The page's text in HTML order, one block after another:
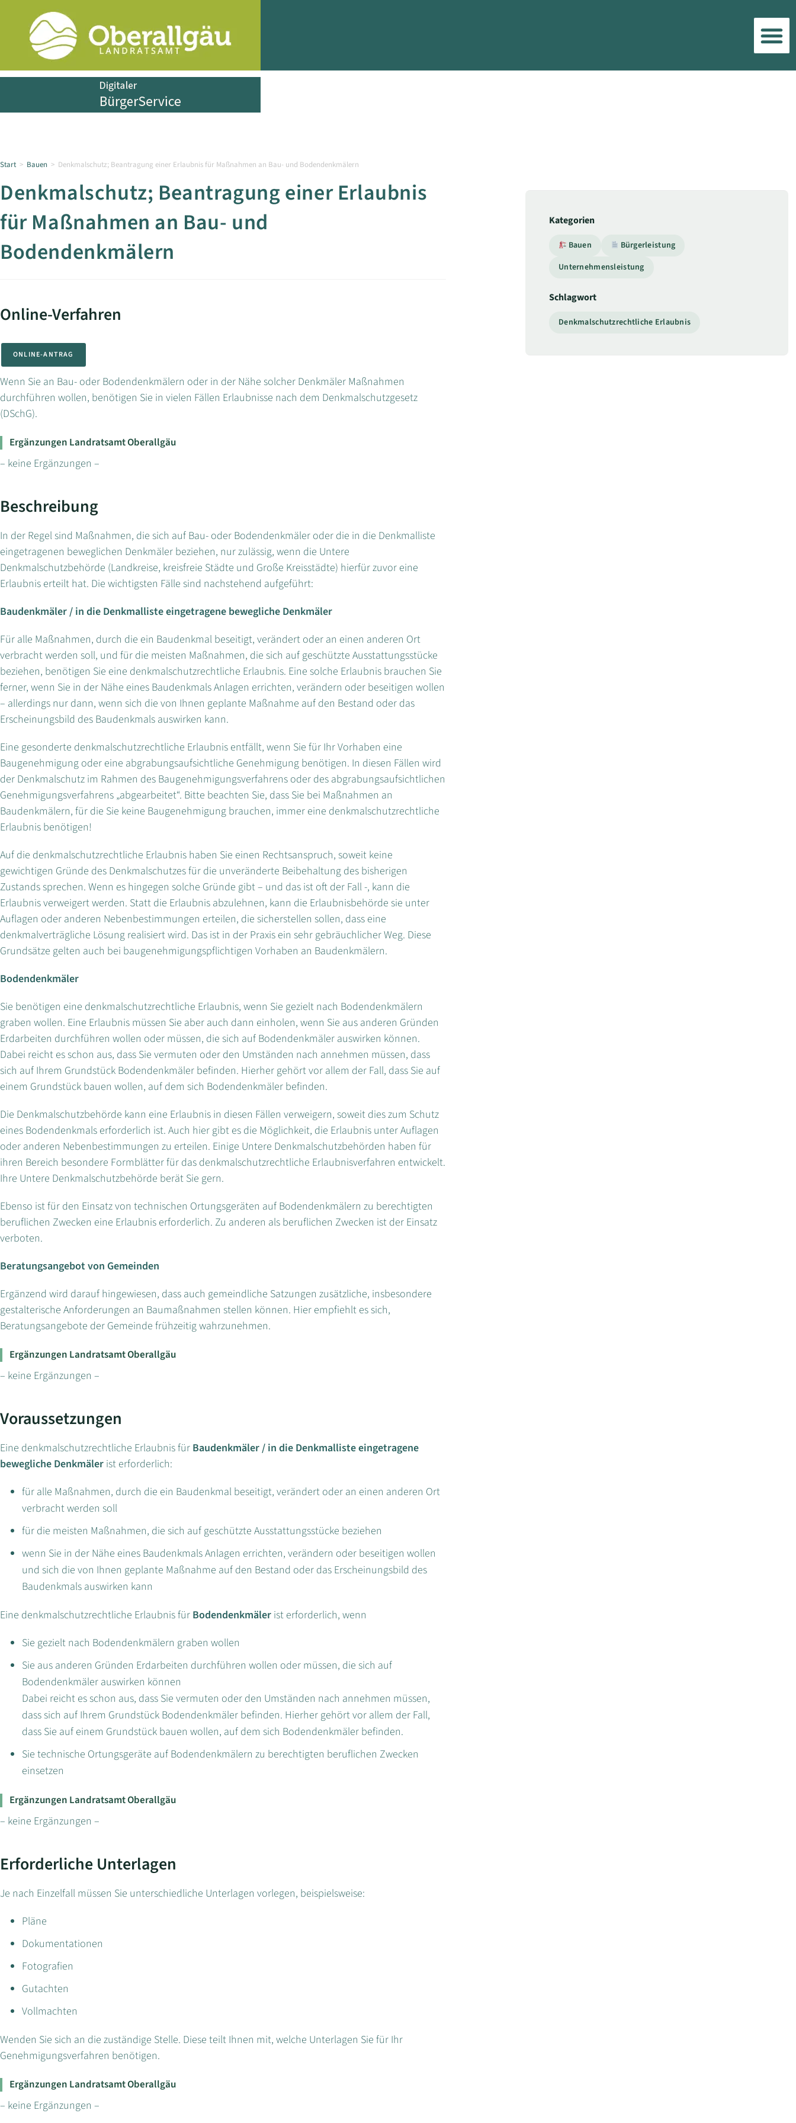
Start > Bauen > Denkmalschutz; Beantragung einer Erlaubnis für Maßnahmen an Bau- und Bodendenkmälern
Denkmalschutz; Beantragung einer Erlaubnis
für Maßnahmen an Bau- und
Bodendenkmälern
Online-Verfahren
ONLINE-ANTRAG
Wenn Sie an Bau- oder Bodendenkmälern oder in der Nähe solcher Denkmäler Maßnahmen
durchführen wollen, benötigen Sie in vielen Fällen Erlaubnisse nach dem Denkmalschutzgesetz
(DSchG).
Ergänzungen Landratsamt Oberallgäu
– keine Ergänzungen –
Beschreibung
In der Regel sind Maßnahmen, die sich auf Bau- oder Bodendenkmäler oder die in die Denkmalliste
eingetragenen beweglichen Denkmäler beziehen, nur zulässig, wenn die Untere
Denkmalschutzbehörde (Landkreise, kreisfreie Städte und Große Kreisstädte) hierfür zuvor eine
Erlaubnis erteilt hat. Die wichtigsten Fälle sind nachstehend aufgeführt:
Baudenkmäler / in die Denkmalliste eingetragene bewegliche Denkmäler
Für alle Maßnahmen, durch die ein Baudenkmal beseitigt, verändert oder an einen anderen Ort
verbracht werden soll, und für die meisten Maßnahmen, die sich auf geschützte Ausstattungsstücke
beziehen, benötigen Sie eine denkmalschutzrechtliche Erlaubnis. Eine solche Erlaubnis brauchen Sie
ferner, wenn Sie in der Nähe eines Baudenkmals Anlagen errichten, verändern oder beseitigen wollen
– allerdings nur dann, wenn sich die von Ihnen geplante Maßnahme auf den Bestand oder das
Erscheinungsbild des Baudenkmals auswirken kann.
Eine gesonderte denkmalschutzrechtliche Erlaubnis entfällt, wenn Sie für Ihr Vorhaben eine
Baugenehmigung oder eine abgrabungsaufsichtliche Genehmigung benötigen. In diesen Fällen wird
der Denkmalschutz im Rahmen des Baugenehmigungsverfahrens oder des abgrabungsaufsichtlichen
Genehmigungsverfahrens „abgearbeitet“. Bitte beachten Sie, dass Sie bei Maßnahmen an
Baudenkmälern, für die Sie keine Baugenehmigung brauchen, immer eine denkmalschutzrechtliche
Erlaubnis benötigen!
Auf die denkmalschutzrechtliche Erlaubnis haben Sie einen Rechtsanspruch, soweit keine
gewichtigen Gründe des Denkmalschutzes für die unveränderte Beibehaltung des bisherigen
Zustands sprechen. Wenn es hingegen solche Gründe gibt – und das ist oft der Fall -, kann die
Erlaubnis verweigert werden. Statt die Erlaubnis abzulehnen, kann die Erlaubnisbehörde sie unter
Auflagen oder anderen Nebenbestimmungen erteilen, die sicherstellen sollen, dass eine
denkmalverträgliche Lösung realisiert wird. Das ist in der Praxis ein sehr gebräuchlicher Weg. Diese
Grundsätze gelten auch bei baugenehmigungspflichtigen Vorhaben an Baudenkmälern.
Bodendenkmäler
Sie benötigen eine denkmalschutzrechtliche Erlaubnis, wenn Sie gezielt nach Bodendenkmälern
graben wollen. Eine Erlaubnis müssen Sie aber auch dann einholen, wenn Sie aus anderen Gründen
Erdarbeiten durchführen wollen oder müssen, die sich auf Bodendenkmäler auswirken können.
Dabei reicht es schon aus, dass Sie vermuten oder den Umständen nach annehmen müssen, dass
sich auf Ihrem Grundstück Bodendenkmäler befinden. Hierher gehört vor allem der Fall, dass Sie auf
einem Grundstück bauen wollen, auf dem sich Bodendenkmäler befinden.
Die Denkmalschutzbehörde kann eine Erlaubnis in diesen Fällen verweigern, soweit dies zum Schutz
eines Bodendenkmals erforderlich ist. Auch hier gibt es die Möglichkeit, die Erlaubnis unter Auflagen
oder anderen Nebenbestimmungen zu erteilen. Einige Untere Denkmalschutzbehörden haben für
ihren Bereich besondere Formblätter für das denkmalschutzrechtliche Erlaubnisverfahren entwickelt.
Ihre Untere Denkmalschutzbehörde berät Sie gern.
Ebenso ist für den Einsatz von technischen Ortungsgeräten auf Bodendenkmälern zu berechtigten
beruflichen Zwecken eine Erlaubnis erforderlich. Zu anderen als beruflichen Zwecken ist der Einsatz
verboten.
Beratungsangebot von Gemeinden
Ergänzend wird darauf hingewiesen, dass auch gemeindliche Satzungen zusätzliche, insbesondere
gestalterische Anforderungen an Baumaßnahmen stellen können. Hier empfiehlt es sich,
Beratungsangebote der Gemeinde frühzeitig wahrzunehmen.
Ergänzungen Landratsamt Oberallgäu
– keine Ergänzungen –
Voraussetzungen
Eine denkmalschutzrechtliche Erlaubnis für Baudenkmäler / in die Denkmalliste eingetragene
bewegliche Denkmäler ist erforderlich:
für alle Maßnahmen, durch die ein Baudenkmal beseitigt, verändert oder an einen anderen Ort
verbracht werden soll
für die meisten Maßnahmen, die sich auf geschützte Ausstattungsstücke beziehen
wenn Sie in der Nähe eines Baudenkmals Anlagen errichten, verändern oder beseitigen wollen
und sich die von Ihnen geplante Maßnahme auf den Bestand oder das Erscheinungsbild des
Baudenkmals auswirken kann
Eine denkmalschutzrechtliche Erlaubnis für Bodendenkmäler ist erforderlich, wenn
Sie gezielt nach Bodendenkmälern graben wollen
Sie aus anderen Gründen Erdarbeiten durchführen wollen oder müssen, die sich auf
Bodendenkmäler auswirken können
Dabei reicht es schon aus, dass Sie vermuten oder den Umständen nach annehmen müssen,
dass sich auf Ihrem Grundstück Bodendenkmäler befinden. Hierher gehört vor allem der Fall,
dass Sie auf einem Grundstück bauen wollen, auf dem sich Bodendenkmäler befinden.
Sie technische Ortungsgeräte auf Bodendenkmälern zu berechtigten beruflichen Zwecken
einsetzen
Ergänzungen Landratsamt Oberallgäu
– keine Ergänzungen –
Erforderliche Unterlagen
Je nach Einzelfall müssen Sie unterschiedliche Unterlagen vorlegen, beispielsweise:
Pläne
Dokumentationen
Fotografien
Gutachten
Vollmachten
Wenden Sie sich an die zuständige Stelle. Diese teilt Ihnen mit, welche Unterlagen Sie für Ihr
Genehmigungsverfahren benötigen.
Ergänzungen Landratsamt Oberallgäu
– keine Ergänzungen –
Kategorien
Bauen
Bürgerleistung
Unternehmensleistung
Schlagwort
Denkmalschutzrechtliche Erlaubnis